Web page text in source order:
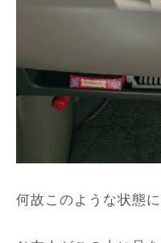
何故このような状態